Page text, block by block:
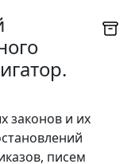
законов и их
писем